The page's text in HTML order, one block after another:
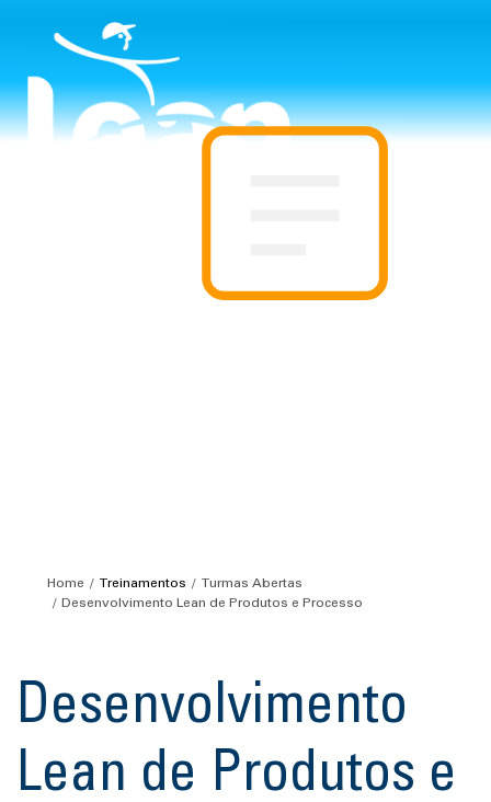
Home Treinamentos
Turmas Abertas
Desenvolvimento Lean de Produtos e Processo
Desenvolvimento
Lean de Produtos e